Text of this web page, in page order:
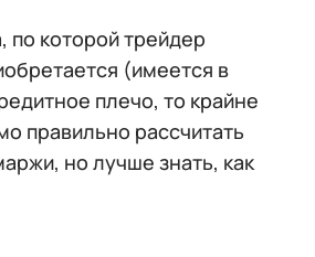
которой трейдер
(имеется в
плечо, то крайне
правильно рассчитать
но лучше знать, как